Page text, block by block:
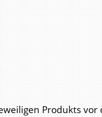
Produkts vor